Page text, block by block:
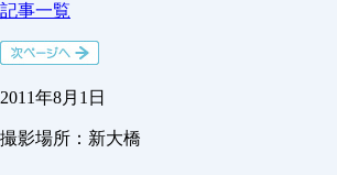
記事一覧
2011年8月1日
撮影場所： 新大橋